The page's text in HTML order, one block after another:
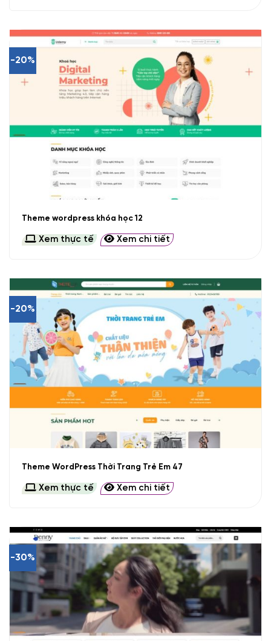
-20%
Theme wordpress khóa học 12
Xem thực tế Xem chi tiết
-20%
Theme WordPress Thời Trang Trẻ Em 47
Xem thực tế Xem chi tiết
-30%